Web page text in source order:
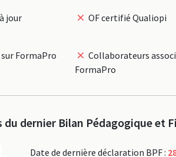
jour OF certifié Qualiopi
FormaPro
Collaborateurs
FormaPro
dernier Bilan Pédagogique et
Date de dernière déclaration BPF :